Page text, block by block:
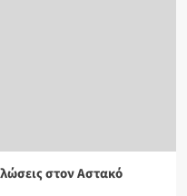
στον Αστακό